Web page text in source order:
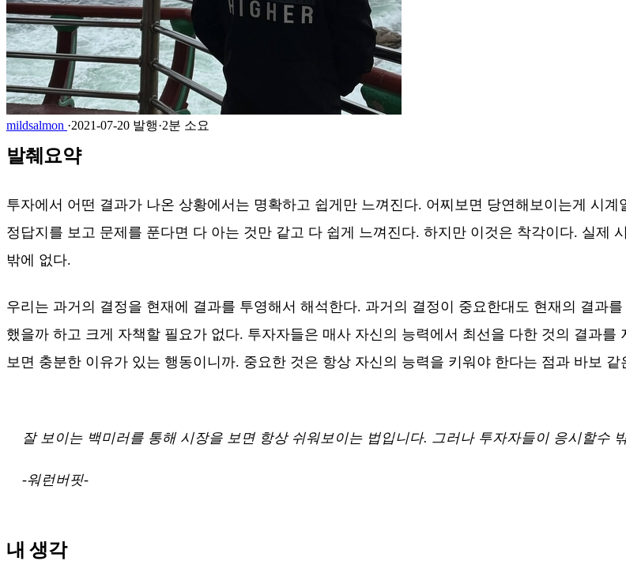
mildsalmon ·2021-07-20 발행·2분 소요
발췌요약
투자에서 어떤 결과가 나온 상황에서는 명확하고 쉽게만 느껴진다. 어찌보면 당연해보이는게 시
정답지를 보고 문제를 푼다면 다 아는 것만 같고 다 쉽게 느껴진다. 하지만 이것은 착각이다. 실제
밖에 없다.
우리는 과거의 결정을 현재에 결과를 투영해서 해석한다. 과거의 결정이 중요한대도 현재의 결과
했을까 하고 크게 자책할 필요가 없다. 투자자들은 매사 자신의 능력에서 최선을 다한 것의 결과
보면 충분한 이유가 있는 행동이니까. 중요한 것은 항상 자신의 능력을 키워야 한다는 점과 바보
잘 보이는 백미러를 통해 시장을 보면 항상 쉬워보이는 법입니다. 그러나 투자자들이 응시할수
-워런버핏-
내 생각